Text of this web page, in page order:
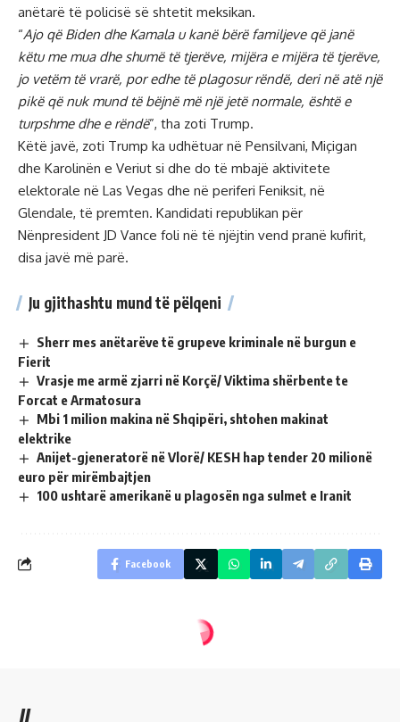
anëtarë të policisë së shtetit meksikan.
“Ajo që Biden dhe Kamala u kanë bërë familjeve që janë
këtu me mua dhe shumë të tjerëve, mijëra e mijëra të tjerëve,
jo vetëm të vrarë, por edhe të plagosur rëndë, deri në atë një
pikë që nuk mund të bëjnë më një jetë normale, është e
turpshme dhe e rëndë”, tha zoti Trump.
Këtë javë, zoti Trump ka udhëtuar në Pensilvani, Miçigan
dhe Karolinën e Veriut si dhe do të mbajë aktivitete
elektorale në Las Vegas dhe në periferi Feniksit, në
Glendale, të premten. Kandidati republikan për
Nënpresident JD Vance foli në të njëjtin vend pranë kufirit,
disa javë më parë.
Ju gjithashtu mund të pëlqeni
Sherr mes anëtarëve të grupeve kriminale në burgun e
Fierit
Vrasje me armë zjarri në Korçë/ Viktima shërbente te
Forcat e Armatosura
Mbi 1 milion makina në Shqipëri, shtohen makinat
elektrike
Anijet-gjeneratorë në Vlorë/ KESH hap tender 20 milionë
euro për mirëmbajtjen
100 ushtarë amerikanë u plagosën nga sulmet e Iranit
Facebook